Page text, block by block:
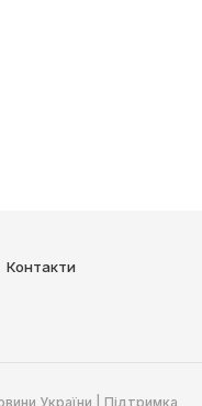
Контакти
України | Підтримка